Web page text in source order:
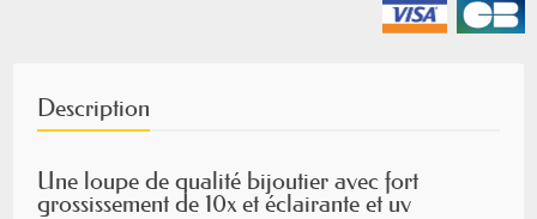
Description
Une loupe de qualité bijoutier avec fort
grossissement de 10x et éclairante et uv